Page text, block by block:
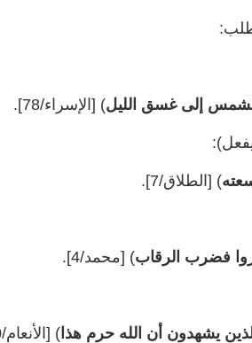
إلى غسق الليل) [الإسراء/78].
) [الطلاق/7].
فضرب الرقاب) [محمد/4].
يشهدون أن الله حرم هذا) [الأنعام/150] أي: أحضروا شهداءكم.